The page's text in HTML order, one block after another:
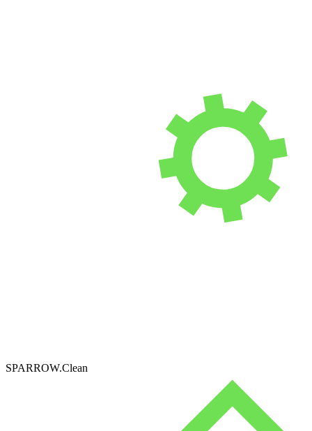
SPARROW.Clean